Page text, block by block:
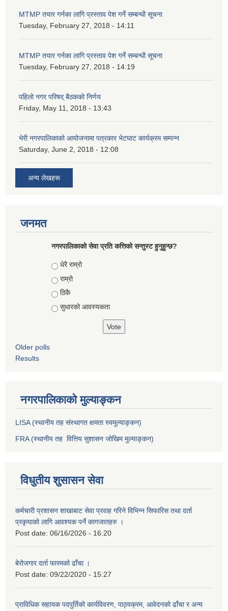
MTMP तयार गर्नका लागि प्रस्ताव पेश गर्ने सम्बन्धी सूचना
Tuesday, February 27, 2018 - 14:11
MTMP तयार गर्नका लागि प्रस्ताव पेश गर्ने सम्बन्धी सूचना
Tuesday, February 27, 2018 - 14:19
पहिलो नगर परिषद् बैठकको निर्णय
Friday, May 11, 2018 - 13:43
भेरी नगरपालिकाको आयोजनामा पत्रकार भेटघाट कार्यक्रम सम्पन्न
Saturday, June 2, 2018 - 12:08
अन्य लेखहरू
जनमत
नगरपालिकाको सेवा प्रति कत्तिको सन्तुस्ट हुनुहुन्छ?
Choices
धेरै राम्रो
राम्रो
ठिकै
सुधारको आवस्यकता
Older polls
Results
नगरपालिकाको मुल्याङ्कन
LISA (स्थानीय तह संस्थागत क्षमता स्वमूल्याङ्कन)
FRA (स्थानीय तह वित्तिय सुशासन जोखिम मुल्याङ्कन)
विधुतीय शुसासन सेवा
कर्मचारी प्रशासन शाखाबाट सेवा प्रवाह गरिने विभिन्न सिफारिस तथा दर्ता
प्रकृयाको लागि आवश्यक पर्ने कागजातहरु ।
Post date: 06/16/2026 - 16:20
बेरोजगार दर्ता फारमको ढाँचा ।
Post date: 09/22/2020 - 15:27
प्राविधिक सहायक पदपुर्तिको कार्यविवरण, पाठ्यक्रम, आवेदनको ढाँचा र अन्य